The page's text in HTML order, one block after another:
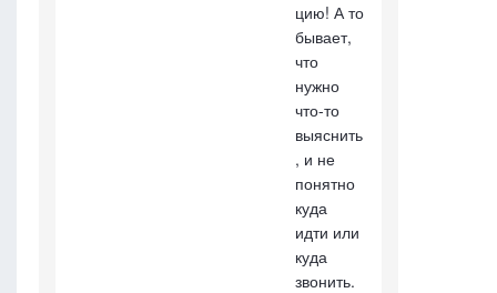
цию! А то
бывает,
что
нужно
что-то
выяснить
, и не
понятно
куда
идти или
куда
звонить.